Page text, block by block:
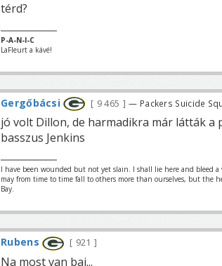
térd?
P-A-N-I-C
LaFleurt a kávé!
Gergőbácsi 9 465 — Packers Suicide
jó volt Dillon, de harmadikra már látták a
basszus Jenkins
I have been wounded but not yet slain. I shall lie here and bleed
may from time to time fall to others more than ourselves, but the
Bay.
Rubens 921
Na most van baj...